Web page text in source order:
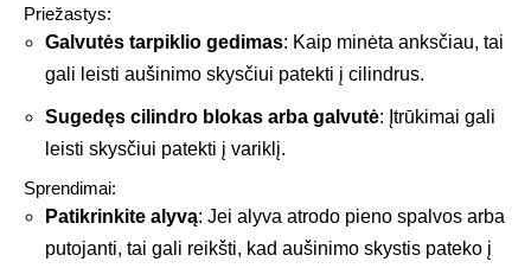
Priežastys:
Galvutės tarpiklio gedimas: Kaip minėta anksčiau, tai
gali leisti aušinimo skysčiui patekti į cilindrus.
Sugedęs cilindro blokas arba galvutė: Įtrūkimai gali
leisti skysčiui patekti į variklį.
Sprendimai:
Patikrinkite alyvą: Jei alyva atrodo pieno spalvos arba
putojanti, tai gali reikšti, kad aušinimo skystis pateko į